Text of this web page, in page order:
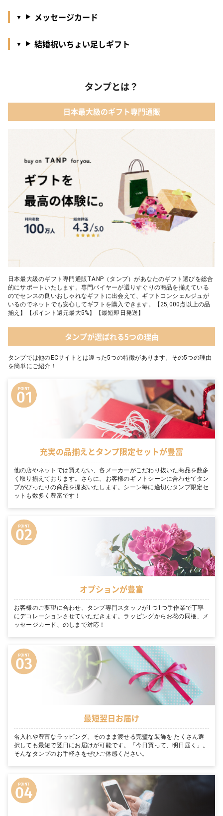
メッセージカード
結婚祝いちょい足しギフト
タンプとは？
日本最大級のギフト専門通販
日本最大級のギフト専門通販TANP（タンプ）があなたのギフト選びを総合
的にサポートいたします。専門バイヤーが選りすぐりの商品を揃えている
のでセンスの良いおしゃれなギフトに出会えて、ギフトコンシェルジュが
いるのでネットでも安心してギフトを購入できます。【25,000点以上の品
揃え】【ポイント還元最大5%】【最短即日発送】
タンプが選ばれる5つの理由
タンプでは他のECサイトとは違った5つの特徴があります。その5つの理由
を簡単にご紹介！
充実の品揃えとタンプ限定セットが豊富
他の店やネットでは買えない、各メーカーがこだわり抜いた商品を数多
く取り揃えております。さらに、お客様のギフトシーンに合わせてタン
プがぴったりの商品を提案いたします。シーン毎に適切なタンプ限定セ
ットも数多く豊富です！
オプションが豊富
お客様のご要望に合わせ、タンプ専門スタッフが1つ1つ手作業で丁寧
にデコレーションさせていただきます。ラッピングからお花の同梱、メ
ッセージカード、のしまで対応！
最短翌日お届け
名入れや豊富なラッピング、そのまま渡せる完璧な装飾を たくさん選
択しても最短で翌日にお届けが可能です。「今日買って、明日届く」。
そんなタンプのお手軽さをぜひご体感ください。